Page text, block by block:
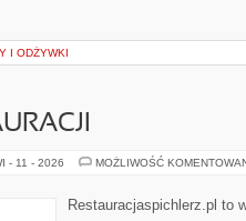
I ODŻYWKI
- 11 - 2026 MOŻLIWOŚĆ
Restauracjaspichlerz.pl to